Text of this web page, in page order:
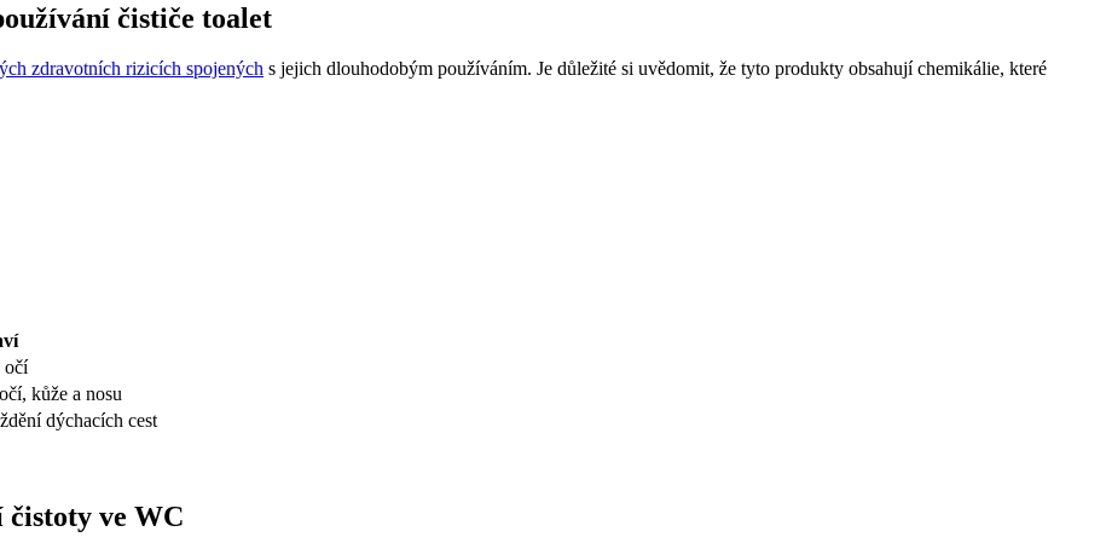
čističe toalet
zdravotních rizicích spojených s jejich dlouhodobým používáním. Je důležité si uvědomit, že tyto produkty obsahují chemikálie, které
očí
kůže a nosu
dýchacích cest
ve WC